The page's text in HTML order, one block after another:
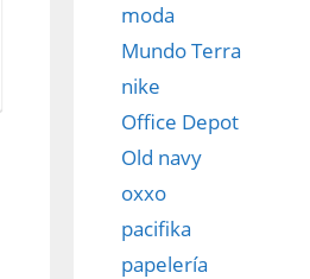
moda
Mundo Terra
nike
Office Depot
Old navy
oxxo
pacifika
papelería